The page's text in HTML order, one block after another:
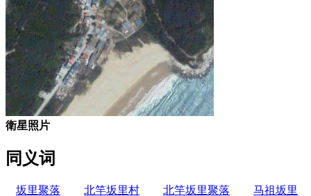
衛星照片
同义词
坂里聚落 北竿坂里村 北竿坂里聚落 马祖坂里